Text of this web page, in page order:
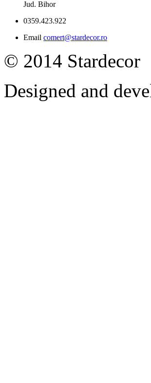
Jud. Bihor
0359.423.922
Email comert@stardecor.ro
© 2014 Stardecor
Designed and